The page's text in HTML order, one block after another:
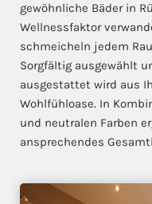
gewöhnliche Bäder in
Wellnessfaktor
schmeicheln jedem
Sorgfältig ausgewählt
ausgestattet wird aus
Wohlfühloase. In
und neutralen Farben
ansprechendes